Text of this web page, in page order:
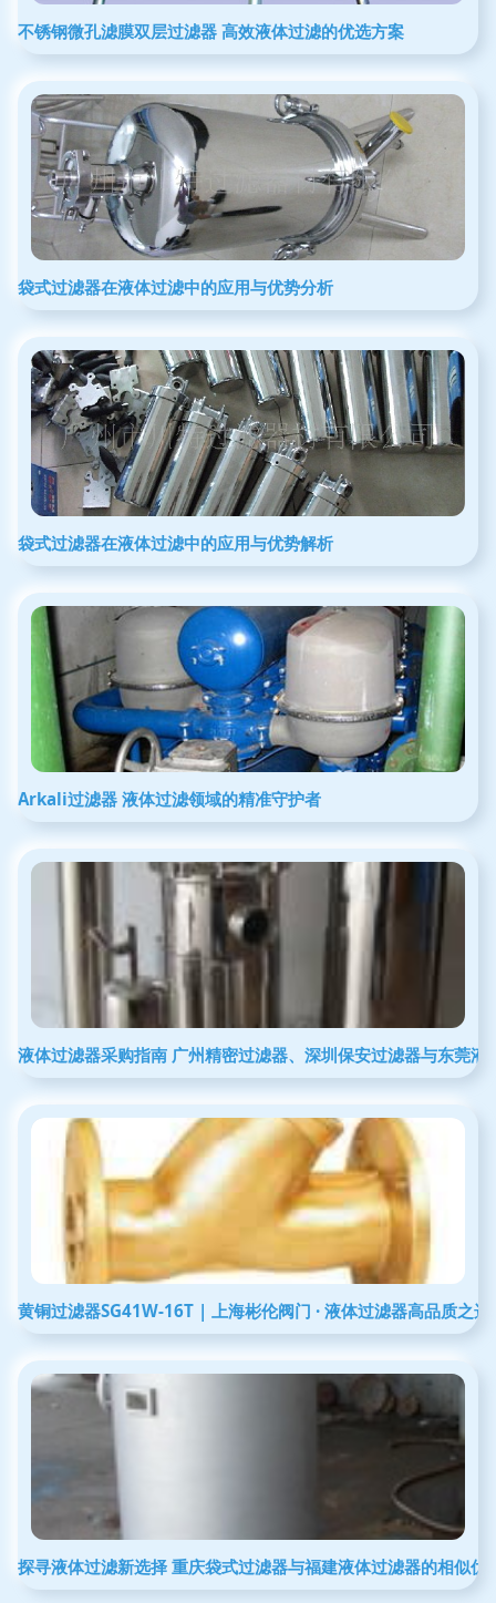
不锈钢微孔滤膜双层过滤器 高效液体过滤的优选方案
袋式过滤器在液体过滤中的应用与优势分析
袋式过滤器在液体过滤中的应用与优势解析
Arkali过滤器 液体过滤领域的精准守护者
液体过滤器采购指南 广州精密过滤器、深圳保安过滤器与东莞液
黄铜过滤器SG41W-16T | 上海彬伦阀门 · 液体过滤器高品质之选
探寻液体过滤新选择 重庆袋式过滤器与福建液体过滤器的相似优